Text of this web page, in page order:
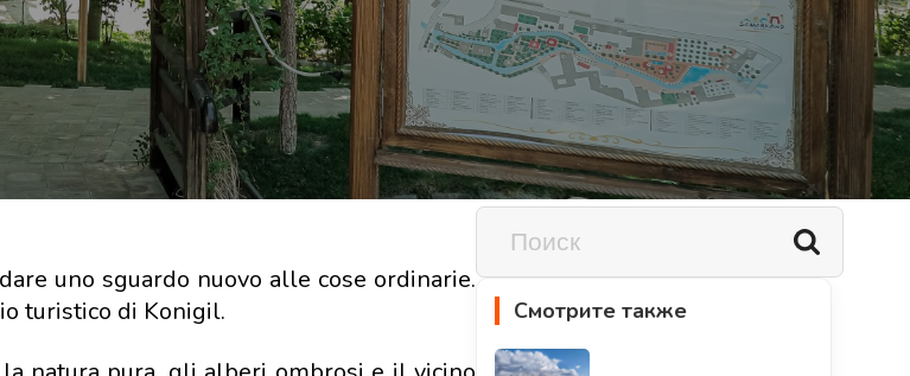
uno sguardo nuovo alle cose ordinarie.
turistico di Konigil.
Смотрите также